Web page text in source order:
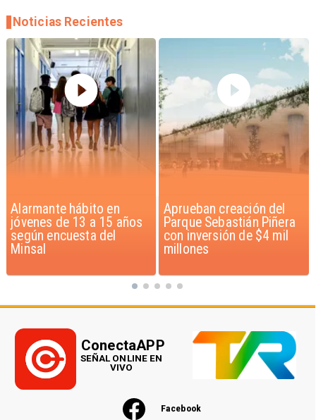
Aprueban creación del
Parque Sebastián Piñera
con inversión de $4 mil
millones
Claudio Bravo baja la
euforia sobre fichaje de
Vozinha
Noticias Recientes
Facebook
ConectaAPP
SEÑAL ONLINE EN
VIVO